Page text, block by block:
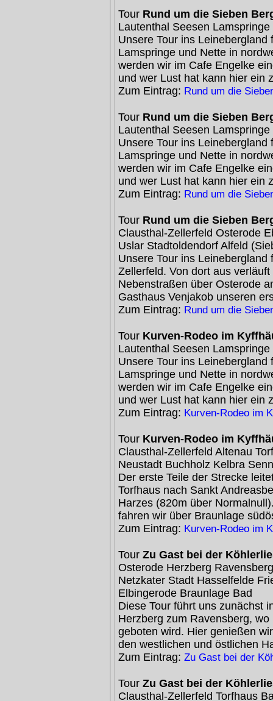
Tour Rund um die Sieben
Lautenthal Seesen
Unsere Tour ins
Lamspringe und Nette in
werden wir im Cafe Engelke
und wer Lust hat kann hier ein
Zum Eintrag: Rund um die
Tour Rund um die Sieben
Lautenthal Seesen
Unsere Tour ins
Lamspringe und Nette in
werden wir im Cafe Engelke
und wer Lust hat kann hier ein
Zum Eintrag: Rund um die
Tour Rund um die Sieben
Clausthal-Zellerfeld Osterode
Uslar Stadtoldendorf Alfeld
Unsere Tour ins
Zellerfeld. Von dort aus
Nebenstraßen über Osterode
Gasthaus Venjakob unseren
Zum Eintrag: Rund um die
Tour Kurven-Rodeo im
Lautenthal Seesen
Unsere Tour ins
Lamspringe und Nette in
werden wir im Cafe Engelke
und wer Lust hat kann hier ein
Zum Eintrag: Kurven-Rodeo im
Tour Kurven-Rodeo im
Clausthal-Zellerfeld Altenau
Neustadt Buchholz Kelbra
Der erste Teile der Strecke
Torfhaus nach Sankt
Harzes (820m über
fahren wir über Braunlage
Zum Eintrag: Kurven-Rodeo im
Tour Zu Gast bei der
Osterode Herzberg
Netzkater Stadt Hasselfelde
Elbingerode Braunlage Bad
Diese Tour führt uns zunächst
Herzberg zum Ravensberg,
geboten wird. Hier genießen
den westlichen und östlichen
Zum Eintrag: Zu Gast bei der
Tour Zu Gast bei der
Clausthal-Zellerfeld Torfhaus